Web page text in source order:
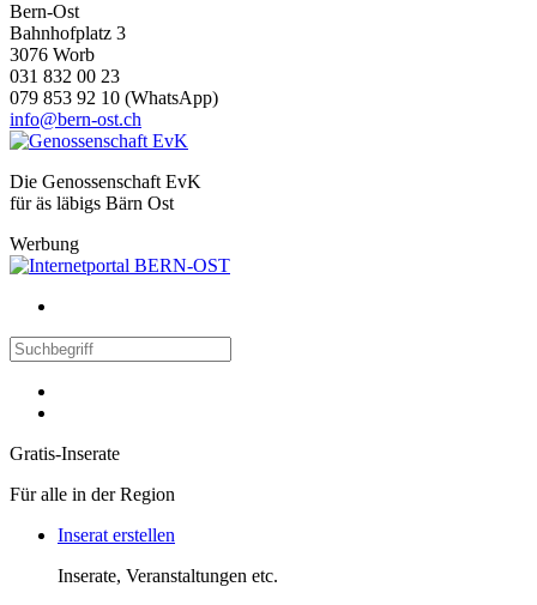
Bern-Ost
Bahnhofplatz 3
3076 Worb
031 832 00 23
079 853 92 10 (WhatsApp)
info@bern-ost.ch
Die Genossenschaft EvK
für äs läbigs Bärn Ost
Werbung
Gratis-Inserate
Für alle in der Region
Inserat erstellen
Inserate, Veranstaltungen etc.